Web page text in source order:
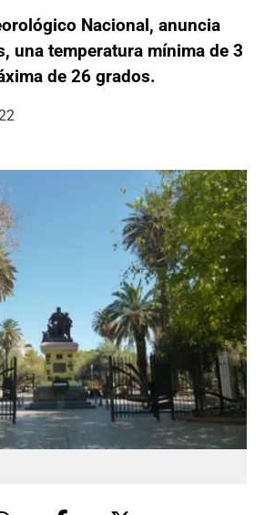
Nacional, anuncia
una temperatura mínima de 3
de 26 grados.